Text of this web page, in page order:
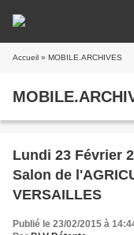
Accueil » MOBILE.ARCHIVES
Lundi 23 Février
Salon de
VERSAILLES
Publié le 23/02/2015 à